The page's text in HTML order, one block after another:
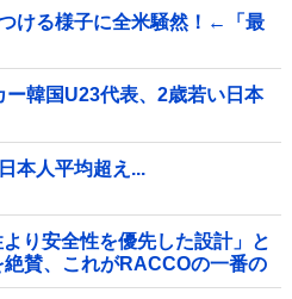
ける様子に全米騒然！←「最
ー韓国U23代表、2歳若い日本
本人平均超え...
り安全性を優先した設計」と
賛、これがRACCOの一番の